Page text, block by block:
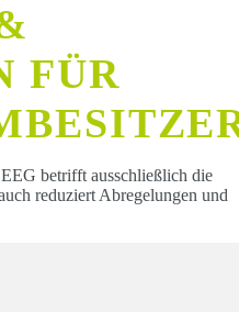
FÜR
betrifft ausschließlich die
reduziert Abregelungen und